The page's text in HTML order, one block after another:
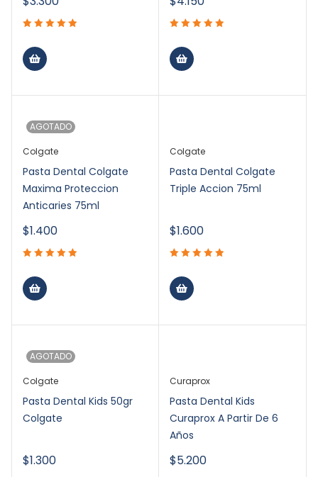
AGOTADO
Colgate
Pasta Dental Colgate
Maxima Proteccion
Anticaries 75ml
$1.400
Colgate
Pasta Dental Colgate
Triple Accion 75ml
$1.600
AGOTADO
Colgate
Pasta Dental Kids 50gr
Colgate
$1.300
Curaprox
Pasta Dental Kids
Curaprox A Partir De 6
Años
$5.200